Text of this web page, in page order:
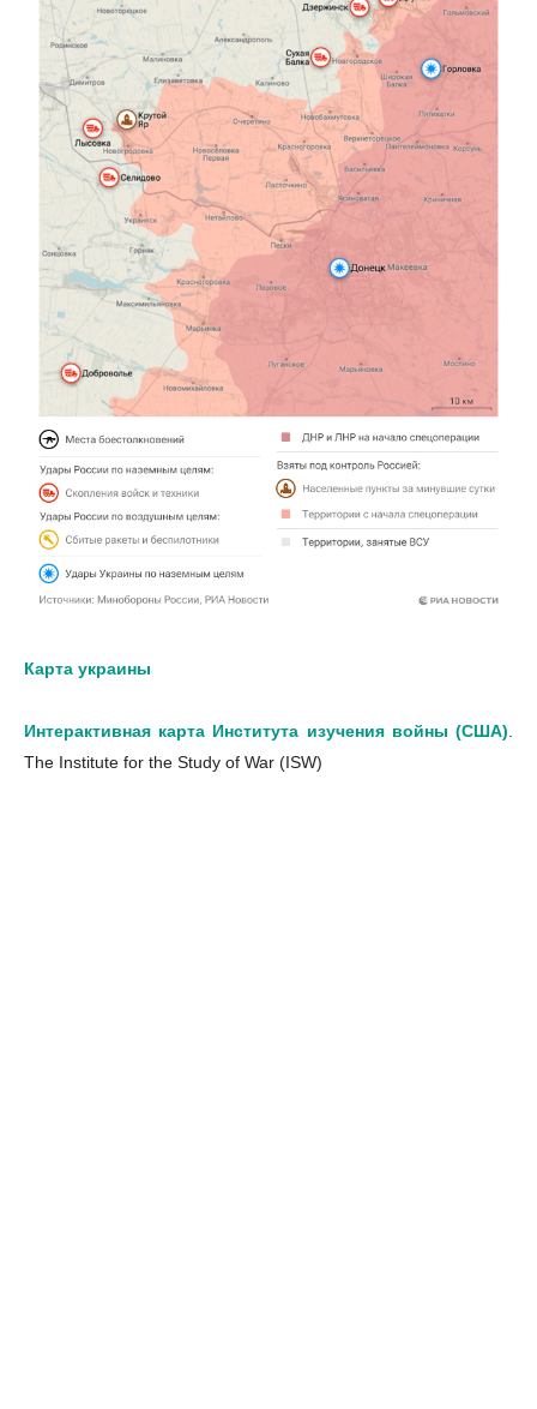
Карта украины
Интерактивная карта Института изучения войны (США)
The Institute for the Study of War (ISW)